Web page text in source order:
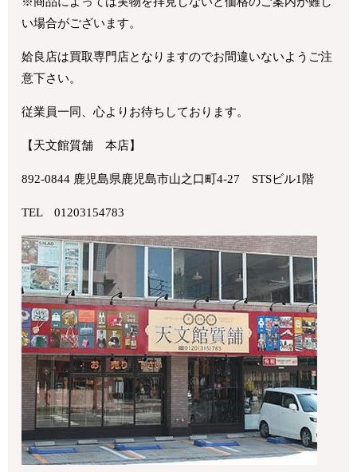
い場合がございます。
姶良店は買取専門店となりますのでお間違いないようご注
意下さい。
従業員一同、心よりお待ちしております。
【天文館質舗 本店】
892-0844 鹿児島県鹿児島市山之口町4-27 STSビル1階
TEL 01203154783